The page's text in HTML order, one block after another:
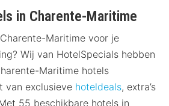
in Charente-Maritime
Maritime voor je
Wij van HotelSpecials hebben
Maritime hotels
van exclusieve hoteldeals, extra’s
55 beschikbare hotels in